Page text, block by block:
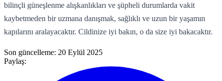
bilinçli güneşlenme alışkanlıkları ve şüpheli durumlarda vakit
kaybetmeden bir uzmana danışmak, sağlıklı ve uzun bir yaşamın
kapılarını aralayacaktır. Cildinize iyi bakın, o da size iyi bakacaktır.
Son güncelleme: 20 Eylül 2025
Paylaş: